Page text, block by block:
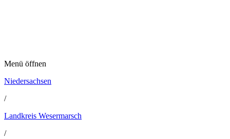
Menü öffnen
Niedersachsen
/
Landkreis Wesermarsch
/